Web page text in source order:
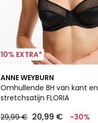
10% EXTRA*
ANNE WEYBURN
Omhullende BH van kant en
stretchsatijn FLORIA
29,99 € 20,99 € -30%
2
Kleuren